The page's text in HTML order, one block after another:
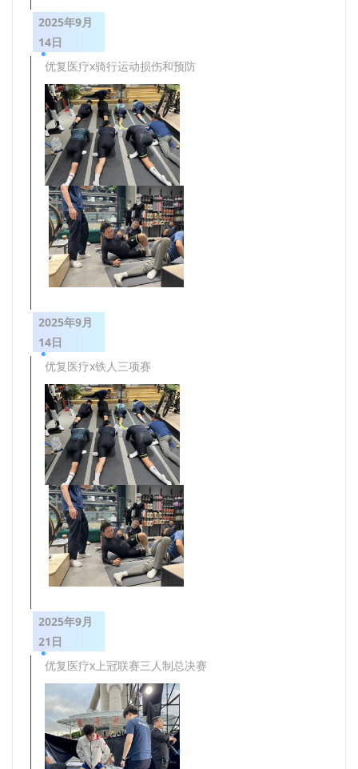
2025年9月
14日
优复医疗x骑行运动损伤和预防
2025年9月
14日
优复医疗x铁人三项赛
2025年9月
21日
优复医疗x上冠联赛三人制总决赛